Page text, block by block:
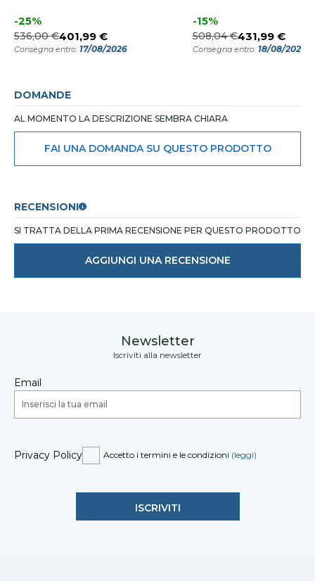
-25%
536,00 €401,99 €
Consegna entro: 17/08/2026
-15%
508,04 €431,99 €
Consegna entro: 18/08/2026
DOMANDE
AL MOMENTO LA DESCRIZIONE SEMBRA CHIARA
FAI UNA DOMANDA SU QUESTO PRODOTTO
RECENSIONI
SI TRATTA DELLA PRIMA RECENSIONE PER QUESTO PRODOTTO
AGGIUNGI UNA RECENSIONE
Newsletter
Iscriviti alla newsletter
Email
Privacy Policy Accetto i termini e le condizioni (leggi)